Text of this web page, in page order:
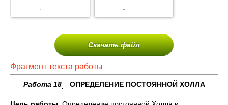
Скачать файл
Фрагмент текста работы
Работа 18. ОПРЕДЕЛЕНИЕ ПОСТОЯННОЙ ХОЛЛА